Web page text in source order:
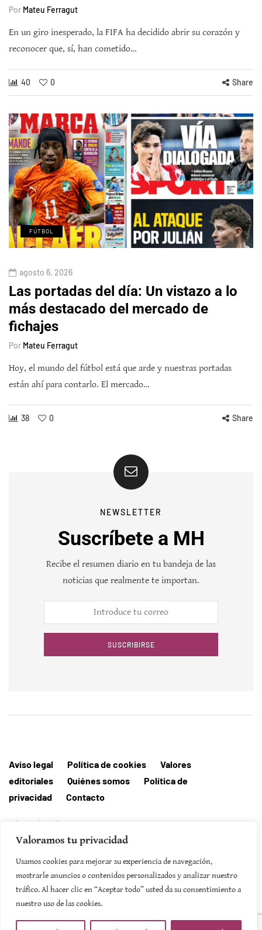
Valoramos tu privacidad
Usamos cookies para mejorar su experiencia de navegación,
mostrarle anuncios o contenidos personalizados y analizar nuestro
tráfico. Al hacer clic en “Aceptar todo” usted da su consentimiento a
nuestro uso de las cookies.
Por Mateu Ferragut
En un giro inesperado, la FIFA ha decidido abrir su corazón y
reconocer que, sí, han cometido…
40 0 Share
FÚTBOL
agosto 6, 2026
Las portadas del día: Un vistazo a lo
más destacado del mercado de
fichajes
Por Mateu Ferragut
Hoy, el mundo del fútbol está que arde y nuestras portadas
están ahí para contarlo. El mercado…
38 0 Share
NEWSLETTER
Suscríbete a MH
Recibe el resumen diario en tu bandeja de las
noticias que realmente te importan.
SUSCRIBIRSE
Aviso legal Política de cookies
Valores
editoriales
Quiénes somos
Política de
privacidad
Contacto
Editorial MallorcaHora
SUSCRIBIRSE